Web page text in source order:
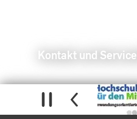
Kontakt und Service